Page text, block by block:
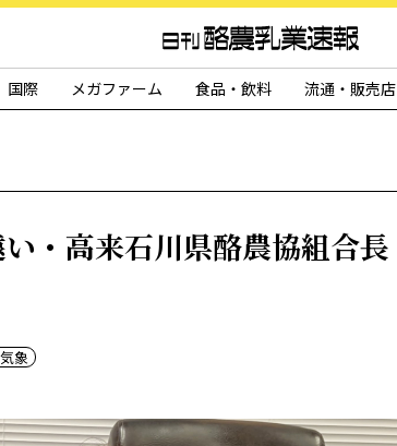
国際 メガファーム 食品・飲料 流通・販売店
・高来石川県酪農協組合長
象